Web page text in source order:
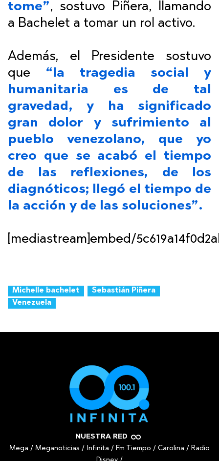
tome”, sostuvo Piñera, llamando
a Bachelet a tomar un rol activo.
Además, el Presidente sostuvo
que “la tragedia social y
humanitaria es de tal
gravedad, y ha significado
gran dolor y sufrimiento al
pueblo venezolano, que yo
creo que se acabó el tiempo
de las reflexiones, de los
diagnóticos; llegó el tiempo de
la acción y de las soluciones”.
[mediastream]embed/
Michelle bachelet
Sebastián Piñera
Venezuela
NUESTRA RED
Mega / Meganoticias / Infinita / Fm Tiempo / Carolina / Radio